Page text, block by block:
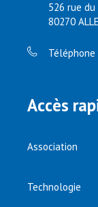
526 rue
80270
Téléphone
Accès
Association
Technologie